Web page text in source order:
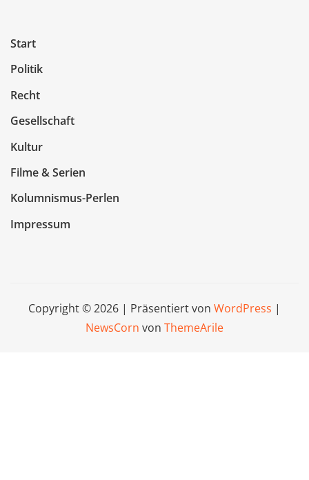
Start
Politik
Recht
Gesellschaft
Kultur
Filme & Serien
Kolumnismus-Perlen
Impressum
Copyright © 2026 | Präsentiert von WordPress |
NewsCorn von ThemeArile